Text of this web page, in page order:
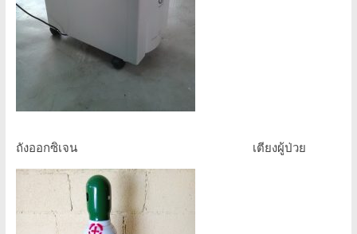
ถังออกซิเจน เตียงผู้ป่วย